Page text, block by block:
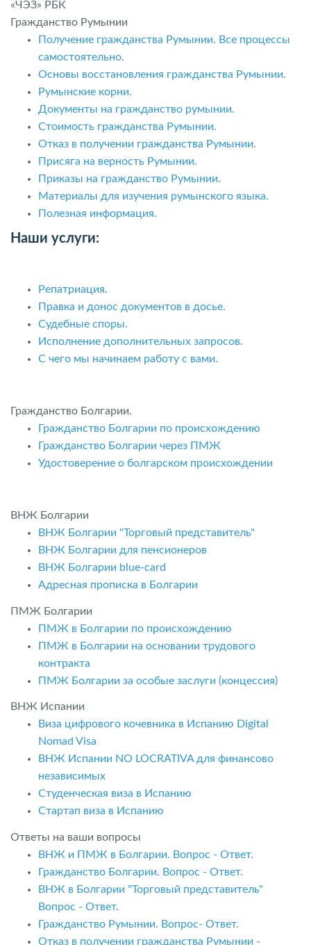
«ЧЭЗ» РБК
Гражданство Румынии
Получение гражданства Румынии. Все процессы
самостоятельно.
Основы восстановления гражданства Румынии.
Румынские корни.
Документы на гражданство румынии.
Стоимость гражданства Румынии.
Отказ в получении гражданства Румынии.
Присяга на верность Румынии.
Приказы на гражданство Румынии.
Материалы для изучения румынского языка.
Полезная информация.
Наши услуги:
Репатриация.
Правка и донос документов в досье.
Судебные споры.
Исполнение дополнительных запросов.
С чего мы начинаем работу с вами.
Гражданство Болгарии.
Гражданство Болгарии по происхождению
Гражданство Болгарии через ПМЖ
Удостоверение о болгарском происхождении
ВНЖ Болгарии
ВНЖ Болгарии "Торговый представитель"
ВНЖ Болгарии для пенсионеров
ВНЖ Болгарии blue-card
Адресная прописка в Болгарии
ПМЖ Болгарии
ПМЖ в Болгарии по происхождению
ПМЖ в Болгарии на основании трудового
контракта
ПМЖ Болгарии за особые заслуги (концессия)
ВНЖ Испании
Виза цифрового кочевника в Испанию Digital
Nomad Visa
ВНЖ Испании NO LOCRATIVA для финансово
независимых
Студенческая виза в Испанию
Стартап виза в Испанию
Ответы на ваши вопросы
ВНЖ и ПМЖ в Болгарии. Вопрос - Ответ.
Гражданство Болгарии. Вопрос - Ответ.
ВНЖ в Болгарии "Торговый представитель"
Вопрос - Ответ.
Гражданство Румынии. Вопрос- Ответ.
Отказ в получении гражданства Румынии -